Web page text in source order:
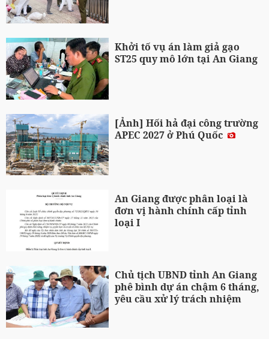
Khởi tố vụ án làm giả gạo
ST25 quy mô lớn tại An Giang
[Ảnh] Hối hả đại công trường
APEC 2027 ở Phú Quốc
An Giang được phân loại là
đơn vị hành chính cấp tỉnh
loại I
Chủ tịch UBND tỉnh An Giang
phê bình dự án chậm 6 tháng,
yêu cầu xử lý trách nhiệm